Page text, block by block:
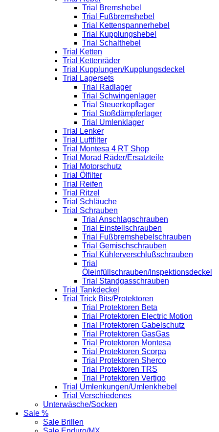
Trial Bremshebel
Trial Fußbremshebel
Trial Kettenspannerhebel
Trial Kupplungshebel
Trial Schalthebel
Trial Ketten
Trial Kettenräder
Trial Kupplungen/Kupplungsdeckel
Trial Lagersets
Trial Radlager
Trial Schwingenlager
Trial Steuerkopflager
Trial Stoßdämpferlager
Trial Umlenklager
Trial Lenker
Trial Luftfilter
Trial Montesa 4 RT Shop
Trial Morad Räder/Ersatzteile
Trial Motorschutz
Trial Ölfilter
Trial Reifen
Trial Ritzel
Trial Schläuche
Trial Schrauben
Trial Anschlagschrauben
Trial Einstellschrauben
Trial Fußbremshebelschrauben
Trial Gemischschrauben
Trial Kühlerverschlußschrauben
Trial
Öleinfüllschrauben/Inspektionsdeckel
Trial Standgasschrauben
Trial Tankdeckel
Trial Trick Bits/Protektoren
Trial Protektoren Beta
Trial Protektoren Electric Motion
Trial Protektoren Gabelschutz
Trial Protektoren GasGas
Trial Protektoren Montesa
Trial Protektoren Scorpa
Trial Protektoren Sherco
Trial Protektoren TRS
Trial Protektoren Vertigo
Trial Umlenkungen/Umlenkhebel
Trial Verschiedenes
Unterwäsche/Socken
Sale %
Sale Brillen